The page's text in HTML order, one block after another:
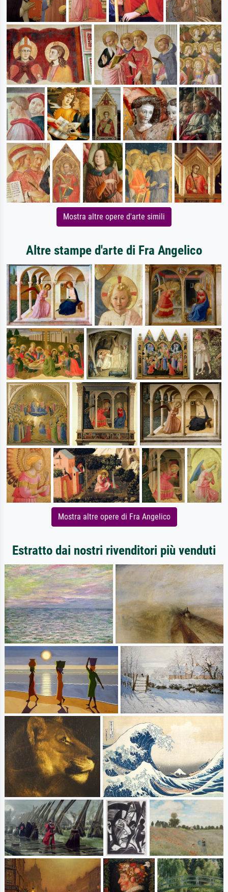
Mostra altre opere d'arte simili
Altre stampe d'arte di Fra Angelico
Mostra altre opere di Fra Angelico
Estratto dai nostri rivenditori più venduti